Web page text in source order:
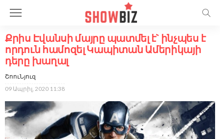
Քրիս Էվանսի մայրը պատմել է` ինչպես է
որդուն համոզել Կապիտան Ամերիկայի
դերը խաղալ
ՇոուՆյուզ
09 Ապրիլ, 2020 11:38